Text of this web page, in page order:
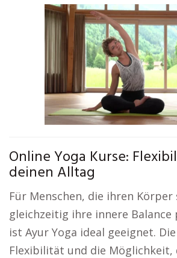
Online Yoga Kurse:
deinen Alltag
Für Menschen, die ihren
gleichzeitig ihre innere Balance
ist Ayur Yoga ideal geeignet.
Flexibilität und die Möglichkeit,